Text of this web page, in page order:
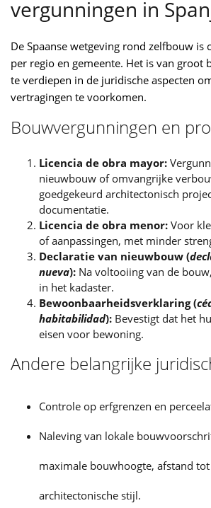
vergunningen in
De Spaanse wetgeving rond zelfbouw is
per regio en gemeente. Het is van groot
te verdiepen in de juridische aspecten
vertragingen te voorkomen.
Bouwvergunningen en
Licencia de obra mayor:
nieuwbouw of omvangrijke
goedgekeurd architectonisch
documentatie.
Licencia de obra menor: Voor
of aanpassingen, met minder
Declaratie van nieuwbouw (
nueva): Na voltooiing van de
in het kadaster.
Bewoonbaarheidsverklaring (
habitabilidad): Bevestigt dat het
eisen voor bewoning.
Andere belangrijke
Controle op erfgrenzen en
Naleving van lokale
maximale bouwhoogte, afstand
architectonische stijl.